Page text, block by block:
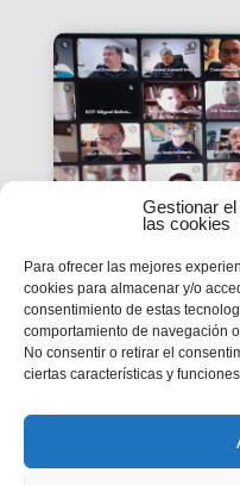
Gestionar
las cookies
Para ofrecer las mejores
cookies para almacenar y/o
consentimiento de estas
comportamiento de navegación
No consentir o retirar el
ciertas características y
La
inicia el seu
preparació
Tindran lloc durant el